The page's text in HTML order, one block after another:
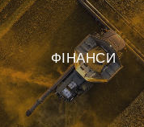
ФІНАНСИ